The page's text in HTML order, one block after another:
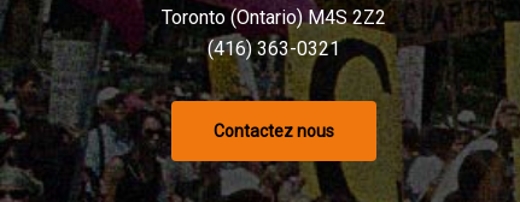
Toronto (Ontario) M4S 2Z2
(416) 363-0321
Contactez nous